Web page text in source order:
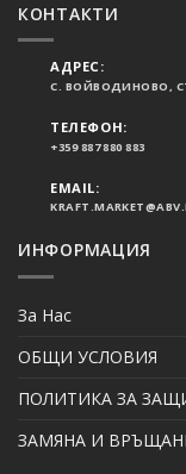
КОНТАКТИ
АДРЕС:
С. ВОЙВОДИНОВО,
ТЕЛЕФОН:
+359 887 880 883
EMAIL:
ИНФОРМАЦИЯ
За Нас
ОБЩИ УСЛОВИЯ
ПОЛИТИКА ЗА
ЗАМЯНА И